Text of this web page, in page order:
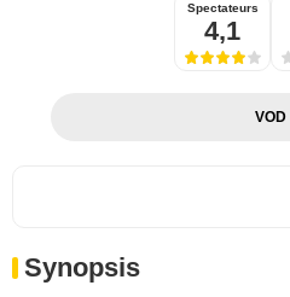
Spectateurs
4,1
VOD
Synopsis